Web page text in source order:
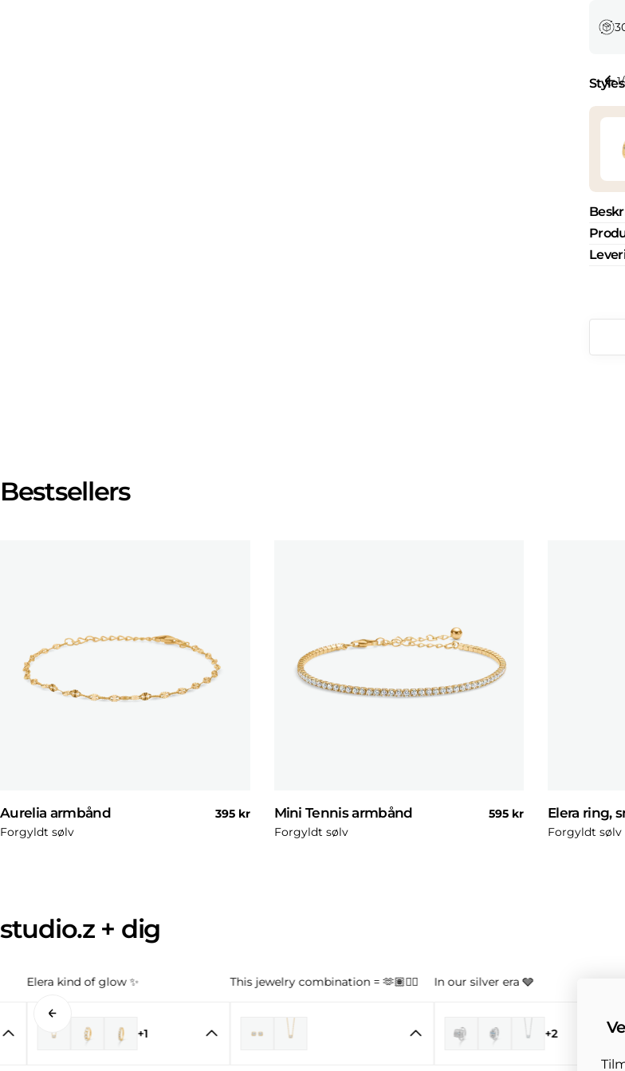
1/
Bestsellers
Aurelia armbånd
Normal
395 kr
Forgyldt sølv
Mini Tennis armbånd
Normal
595 kr
Forgyldt sølv
Elera ring,
Forgyldt sølv
studio.z + dig
Elera kind of glow ✨
+1
This jewelry combination = 🫶🏽👌🏼 In our silver era 🩶
+2